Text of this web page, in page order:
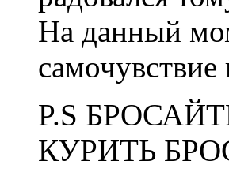
На данный
P.S
КУРИТЬ